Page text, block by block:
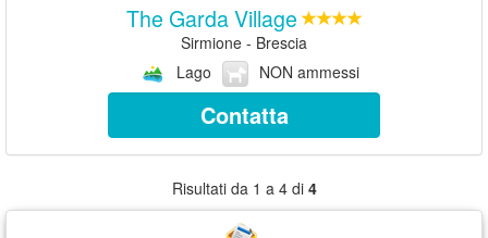
The Garda Village
Sirmione - Brescia
Lago
NON ammessi
Contatta
Risultati da 1 a 4 di 4